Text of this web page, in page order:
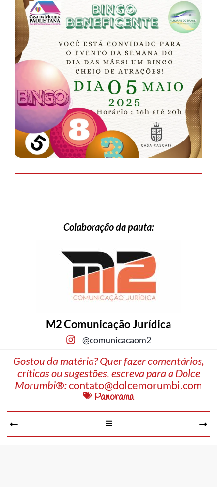
Colaboração da pauta:
M2 Comunicação Jurídica
@comunicacaom2
Gostou da matéria? Quer fazer comentários,
críticas ou sugestões, escreva para a Dolce
Morumbi®:contato@dolcemorumbi.com
Panorama